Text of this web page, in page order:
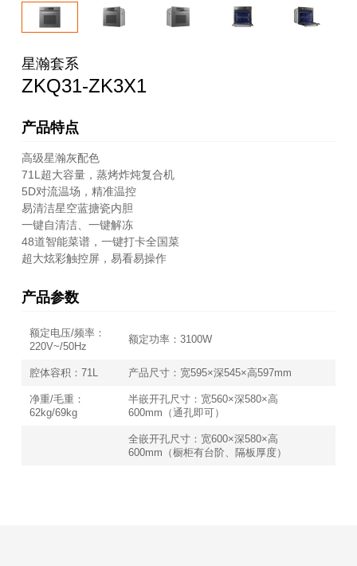
星瀚套系
ZKQ31-ZK3X1
产品特点
高级星瀚灰配色
71L超大容量，蒸烤炸炖复合机
5D对流温场，精准温控
易清洁星空蓝搪瓷内胆
一键自清洁、一键解冻
48道智能菜谱，一键打卡全国菜
超大炫彩触控屏，易看易操作
产品参数
额定电压/频率：
220V~/50Hz
额定功率：3100W
腔体容积：71L 产品尺寸：宽595×深545×高597mm
净重/毛重：
62kg/69kg
半嵌开孔尺寸：宽560×深580×高
600mm（通孔即可）
全嵌开孔尺寸：宽600×深580×高
600mm（橱柜有台阶、隔板厚度）